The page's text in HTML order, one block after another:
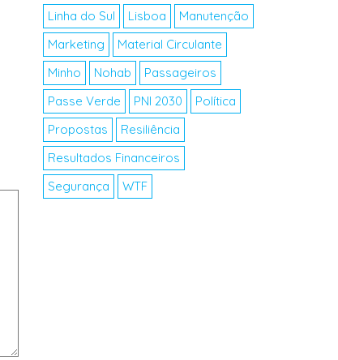
Linha do Sul
Lisboa
Manutenção
Marketing
Material Circulante
Minho
Nohab
Passageiros
Passe Verde
PNI 2030
Política
Propostas
Resiliência
Resultados Financeiros
Segurança
WTF